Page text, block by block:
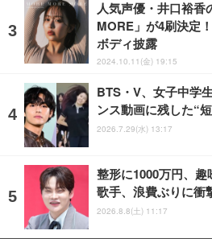
人気声優・井口裕
MORE」が4刷決定
ボディ披露
2024.10.11(金) 19:15
BTS・V、女子中学
ンス動画に残した“
2026.7.29(水) 13:17
整形に1000万円、
歌手、浪費ぶりに衝
2026.8.8(土) 11:17